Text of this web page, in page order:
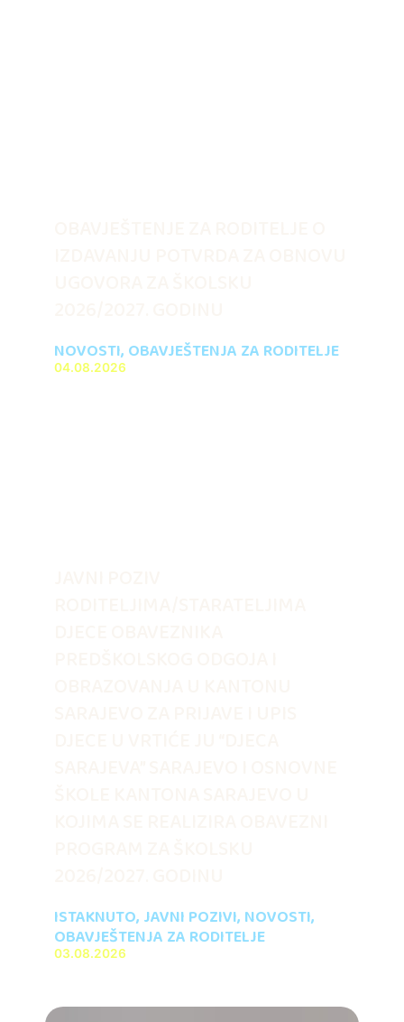
NOVOSTI, OBAVJEŠTENJA ZA RODITELJE
04.08.2026
ISTAKNUTO, JAVNI POZIVI, NOVOSTI,
OBAVJEŠTENJA ZA RODITELJE
03.08.2026